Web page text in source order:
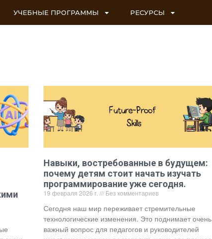
УЧЕБНЫЕ ПРОГРАММЫ РЕСУРСЫ
Навыки, востребованные в будущем:
почему детям стоит начать изучать
программирование уже сегодня.
19 февраля 2026 г. Без комментариев
Сегодня наш мир переживает стремительные
технологические изменения. Это поднимает очень
важный вопрос для педагогов и руководителей